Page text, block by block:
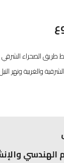
طريق الصحراء الشرقي
الهندسي